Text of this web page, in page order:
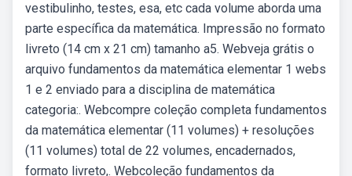
vestibulinho, testes, esa, etc cada volume aborda uma
parte específica da matemática. Impressão no formato
livreto (14 cm x 21 cm) tamanho a5. Webveja grátis o
arquivo fundamentos da matemática elementar 1 webs
1 e 2 enviado para a disciplina de matemática
categoria:. Webcompre coleção completa fundamentos
da matemática elementar (11 volumes) + resoluções
(11 volumes) total de 22 volumes, encadernados,
formato livreto,. Webcoleção fundamentos da